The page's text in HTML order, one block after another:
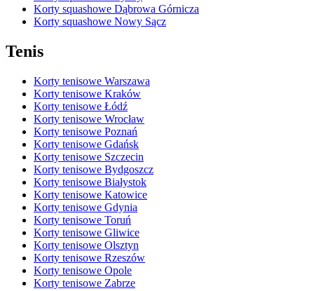
Korty squashowe Dąbrowa Górnicza
Korty squashowe Nowy Sącz
Tenis
Korty tenisowe Warszawa
Korty tenisowe Kraków
Korty tenisowe Łódź
Korty tenisowe Wrocław
Korty tenisowe Poznań
Korty tenisowe Gdańsk
Korty tenisowe Szczecin
Korty tenisowe Bydgoszcz
Korty tenisowe Białystok
Korty tenisowe Katowice
Korty tenisowe Gdynia
Korty tenisowe Toruń
Korty tenisowe Gliwice
Korty tenisowe Olsztyn
Korty tenisowe Rzeszów
Korty tenisowe Opole
Korty tenisowe Zabrze